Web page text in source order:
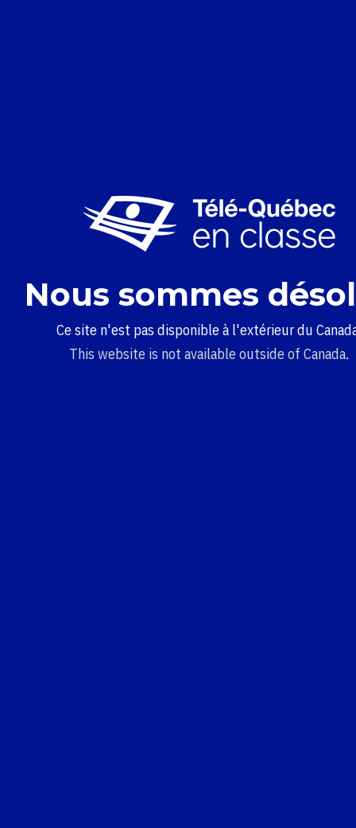
Nous sommes
Ce site n'est pas disponible à l'extérieur du
This website is not available outside of Canada.